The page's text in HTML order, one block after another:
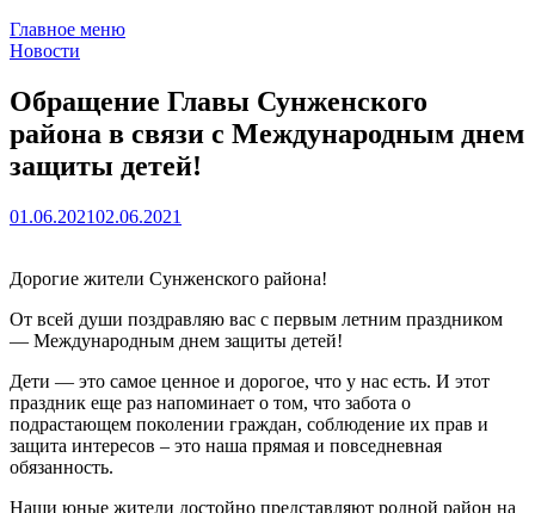
Главное меню
Новости
Обращение Главы Сунженского
района в связи с Международным днем
защиты детей!
01.06.202102.06.2021
Дорогие жители Сунженского района!
От всей души поздравляю вас с первым летним праздником
— Международным днем защиты детей!
Дети — это самое ценное и дорогое, что у нас есть. И этот
праздник еще раз напоминает о том, что забота о
подрастающем поколении граждан, соблюдение их прав и
защита интересов – это наша прямая и повседневная
обязанность.
Наши юные жители достойно представляют родной район на